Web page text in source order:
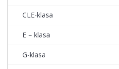
CLE-klasa
E – klasa
G-klasa